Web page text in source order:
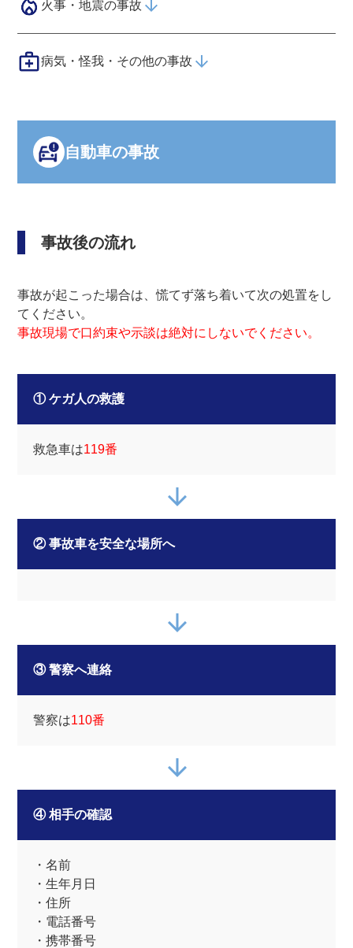
火事・地震の事故
病気・怪我・その他の事故
自動車の事故
事故後の流れ
事故が起こった場合は、慌てず落ち着いて次の処置をし
てください。
事故現場で口約束や示談は絶対にしないでください。
① ケガ人の救護
救急車は119番
② 事故車を安全な場所へ
③ 警察へ連絡
警察は110番
④ 相手の確認
・名前
・生年月日
・住所
・電話番号
・携帯番号